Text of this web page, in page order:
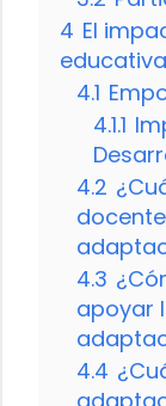
4 El
4.1
4.1.1
4.2
4.3
apoyar
4.4